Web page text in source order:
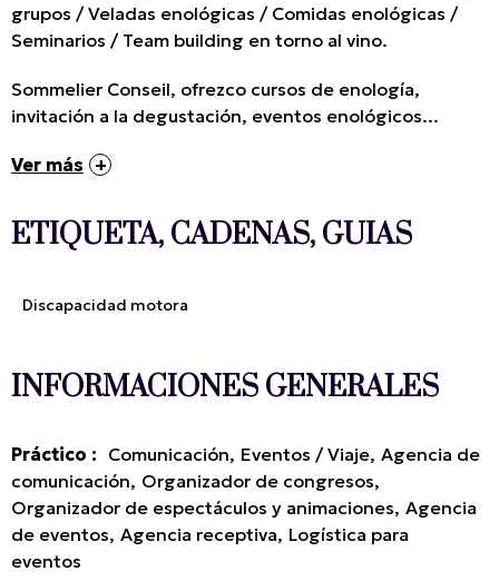
grupos / Veladas enológicas / Comidas enológicas /
Seminarios / Team building en torno al vino.
Sommelier Conseil, ofrezco cursos de enología,
invitación a la degustación, eventos enológicos...
Ver más
ETIQUETA, CADENAS, GUIAS
Discapacidad motora
INFORMACIONES GENERALES
Práctico : Comunicación Eventos / Viaje Agencia de
comunicación Organizador de congresos
Organizador de espectáculos y animaciones Agencia
de eventos Agencia receptiva Logística para
eventos